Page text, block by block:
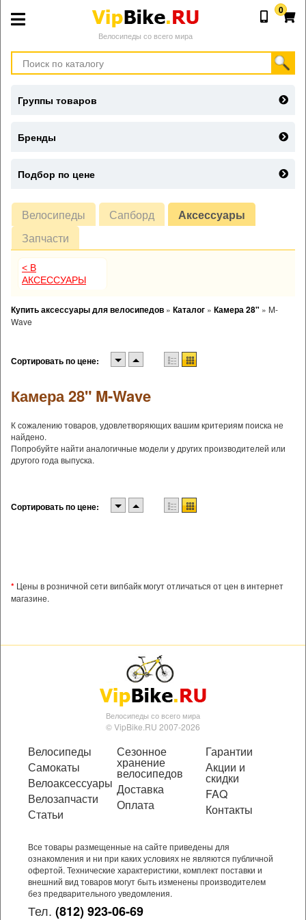
Велосипеды со всего мира
0
Велосипеды Сапборд
Аксессуары
Запчасти
< В
АКСЕССУАРЫ
Купить аксессуары для велосипедов » Каталог » Камера 28" » M-
Wave
Сортировать по цене:
Камера 28" M-Wave
К сожалению товаров, удовлетворяющих вашим критериям поиска не
найдено.
Попробуйте найти аналогичные модели у других производителей или
другого года выпуска.
Сортировать по цене:
* Цены в розничной сети випбайк могут отличаться от цен в интернет
магазине.
Группы товаров
Бренды
Подбор по цене
Велосипеды со всего мира
© VipBike.RU 2007-2026
Велосипеды
Самокаты
Велоаксессуары
Велозапчасти
Статьи
Сезонное
хранение
велосипедов
Доставка
Оплата
Гарантии
Акции и
скидки
FAQ
Контакты
Все товары размещенные на сайте приведены для
ознакомления и ни при каких условиях не являются публичной
офертой. Технические характеристики, комплект поставки и
внешний вид товаров могут быть изменены производителем
без предварительного уведомления.
Тел. (812) 923-06-69